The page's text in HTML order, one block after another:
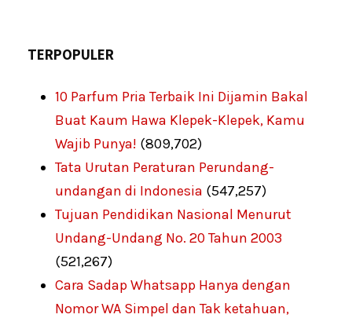
TERPOPULER
10 Parfum Pria Terbaik Ini Dijamin Bakal
Buat Kaum Hawa Klepek-Klepek, Kamu
Wajib Punya! (809,702)
Tata Urutan Peraturan Perundang-
undangan di Indonesia (547,257)
Tujuan Pendidikan Nasional Menurut
Undang-Undang No. 20 Tahun 2003
(521,267)
Cara Sadap Whatsapp Hanya dengan
Nomor WA Simpel dan Tak ketahuan,